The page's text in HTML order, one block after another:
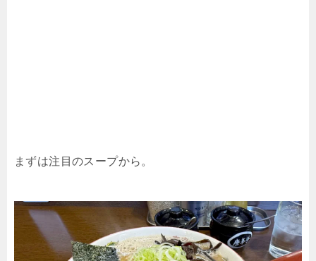
まずは注目のスープから。